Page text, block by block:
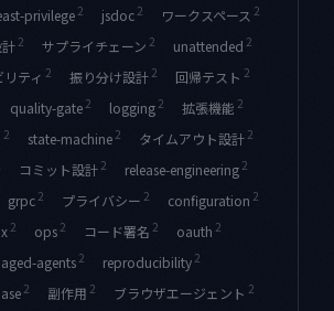
privilege 2 jsdoc 2 ワークスペース 2
2 サプライチェーン 2 unattended 2
ティ 2 振り分け設計 2 回帰テスト 2
quality-gate 2 logging 2 拡張機能 2
2 state-machine 2 タイムアウト設計 2
コミット設計 2 release-engineering 2
grpc 2 プライバシー 2 configuration 2
2 ops 2 コード署名 2 oauth 2
agents 2 reproducibility 2
2 副作用 2 ブラウザエージェント 2